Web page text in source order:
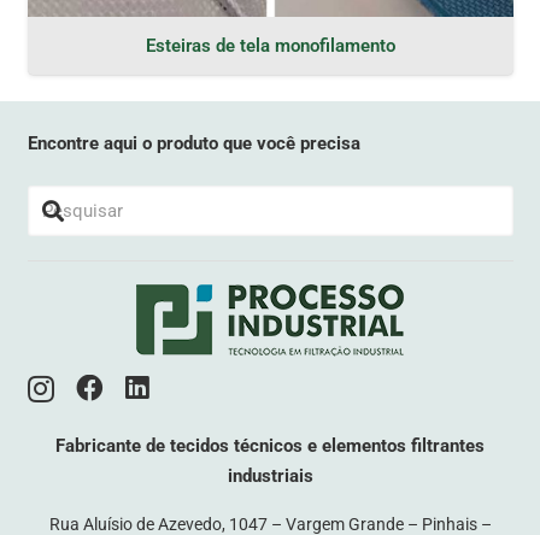
Esteiras de tela monofilamento
Encontre aqui o produto que você precisa
Fabricante de tecidos técnicos e elementos filtrantes
industriais
Rua Aluísio de Azevedo, 1047 – Vargem Grande – Pinhais –